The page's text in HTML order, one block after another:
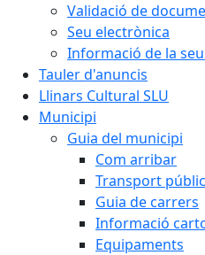
Validació de
Seu electrònica
Informació de la
Tauler d'anuncis
Llinars Cultural SLU
Municipi
Guia del municipi
Com arribar
Transport públic
Guia de carrers
Informació
Equipaments